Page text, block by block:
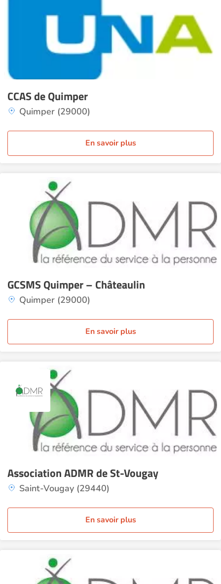
CCAS de Quimper
Quimper (29000)
En savoir plus
GCSMS Quimper – Châteaulin
Quimper (29000)
En savoir plus
Association ADMR de St-Vougay
Saint-Vougay (29440)
En savoir plus